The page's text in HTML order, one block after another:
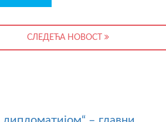
СЛЕДЕЋА НОВОСТ